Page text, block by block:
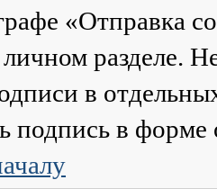
«Отправка
разделе.
в
подпись в форме